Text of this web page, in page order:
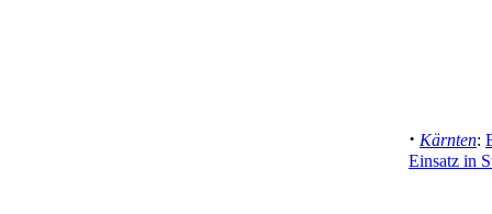
· Kärnten:
Einsatz in